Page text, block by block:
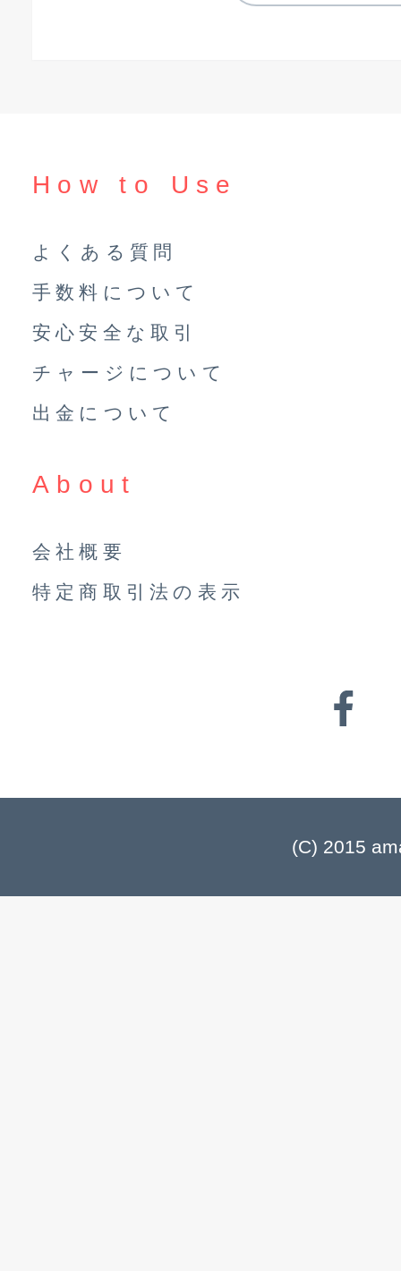
How to Use
よくある質問
手数料について
安心安全な取引
チャージについて
出金について
About
会社概要
特定商取引法の表示
(C) 2015